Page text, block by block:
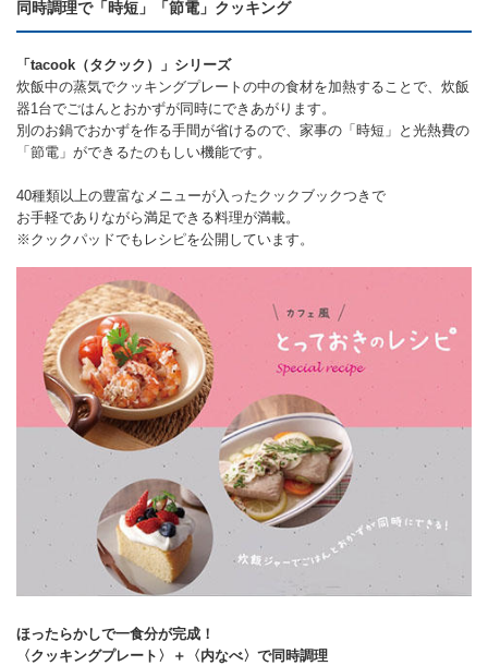
同時調理で「時短」「節電」クッキング
「tacook（タクック）」シリーズ
炊飯中の蒸気でクッキングプレートの中の食材を加熱することで、炊飯
器1台でごはんとおかずが同時にできあがります。
別のお鍋でおかずを作る手間が省けるので、家事の「時短」と光熱費の
「節電」ができるたのもしい機能です。
40種類以上の豊富なメニューが入ったクックブックつきで
お手軽でありながら満足できる料理が満載。
※ クックパッドでもレシピを公開しています 。
ほったらかしで一食分が完成！
〈クッキングプレート〉＋〈内なべ〉で同時調理